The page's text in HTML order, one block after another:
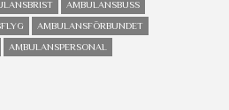
AMBULANSBUSS
AMBULANSFÖRBUNDET
AMBULANSPERSONAL